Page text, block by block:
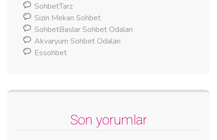
SohbetTarz
Sizin Mekan Sohbet
SohbetBaslar Sohbet Odaları
Akvaryum Sohbet Odaları
Essohbet
Son yorumlar